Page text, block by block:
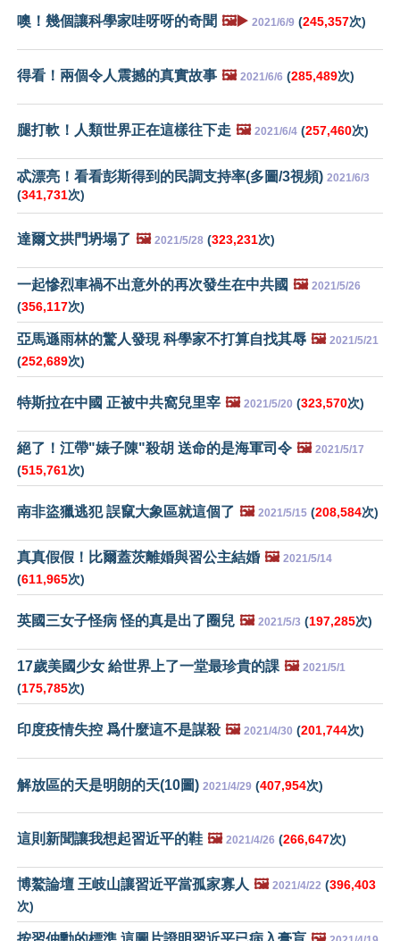
噢！幾個讓科學家哇呀呀的奇聞 🖼️▶️ 2021/6/9 (245,357次)
得看！兩個令人震撼的真實故事 🖼️ 2021/6/6 (285,489次)
腿打軟！人類世界正在這樣往下走 🖼️ 2021/6/4 (257,460次)
忒漂亮！看看彭斯得到的民調支持率(多圖/3視頻) 2021/6/3
(341,731次)
達爾文拱門坍塌了 🖼️ 2021/5/28 (323,231次)
一起慘烈車禍不出意外的再次發生在中共國 🖼️ 2021/5/26
(356,117次)
亞馬遜雨林的驚人發現 科學家不打算自找其辱 🖼️ 2021/5/21
(252,689次)
特斯拉在中國 正被中共窩兒里宰 🖼️ 2021/5/20 (323,570次)
絕了！江帶"婊子陳"殺胡 送命的是海軍司令 🖼️ 2021/5/17
(515,761次)
南非盜獵逃犯 誤竄大象區就這個了 🖼️ 2021/5/15 (208,584次)
真真假假！比爾蓋茨離婚與習公主結婚 🖼️ 2021/5/14
(611,965次)
英國三女子怪病 怪的真是出了圈兒 🖼️ 2021/5/3 (197,285次)
17歲美國少女 給世界上了一堂最珍貴的課 🖼️ 2021/5/1
(175,785次)
印度疫情失控 爲什麼這不是謀殺 🖼️ 2021/4/30 (201,744次)
解放區的天是明朗的天(10圖) 2021/4/29 (407,954次)
這則新聞讓我想起習近平的鞋 🖼️ 2021/4/26 (266,647次)
博鰲論壇 王岐山讓習近平當孤家寡人 🖼️ 2021/4/22 (396,403
次)